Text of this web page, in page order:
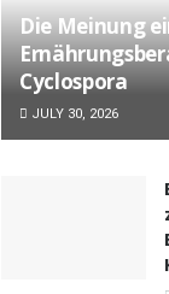
Die Meinung
Cyclospora
JULY 30, 2026